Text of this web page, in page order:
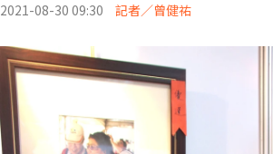
2021-08-30 09:30 記者／曾健祐